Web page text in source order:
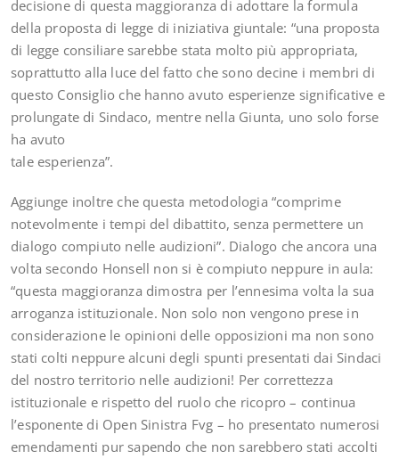
decisione di questa maggioranza di adottare la formula
della proposta di legge di iniziativa giuntale: “una proposta
di legge consiliare sarebbe stata molto più appropriata,
soprattutto alla luce del fatto che sono decine i membri di
questo Consiglio che hanno avuto esperienze significative e
prolungate di Sindaco, mentre nella Giunta, uno solo forse
ha avuto
tale esperienza”.
Aggiunge inoltre che questa metodologia “comprime
notevolmente i tempi del dibattito, senza permettere un
dialogo compiuto nelle audizioni”. Dialogo che ancora una
volta secondo Honsell non si è compiuto neppure in aula:
“questa maggioranza dimostra per l’ennesima volta la sua
arroganza istituzionale. Non solo non vengono prese in
considerazione le opinioni delle opposizioni ma non sono
stati colti neppure alcuni degli spunti presentati dai Sindaci
del nostro territorio nelle audizioni! Per correttezza
istituzionale e rispetto del ruolo che ricopro – continua
l’esponente di Open Sinistra Fvg – ho presentato numerosi
emendamenti pur sapendo che non sarebbero stati accolti